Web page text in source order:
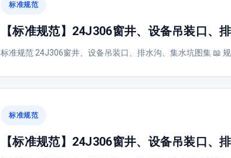
标准规范
【标准规范】24J306窗井、设备吊装口、
标准规范 24J306窗井、设备吊装口、排水沟、集水坑图集 📖
标准规范
【标准规范】24J306窗井、设备吊装口、